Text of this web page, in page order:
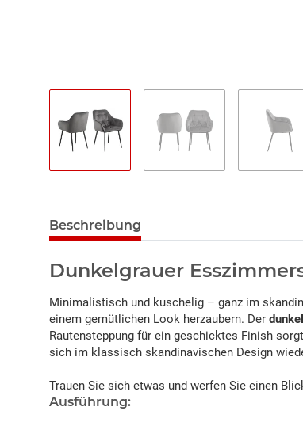
Beschreibung
Dunkelgrauer
Minimalistisch und kuschelig – ganz im
einem gemütlichen Look herzaubern. Der
Rautensteppung für ein geschicktes Finish
sich im klassisch skandinavischen Design
Trauen Sie sich etwas und werfen Sie einen
Ausführung: